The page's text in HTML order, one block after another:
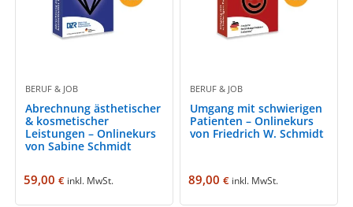
BERUF & JOB
Abrechnung ästhetischer
& kosmetischer
Leistungen – Onlinekurs
von Sabine Schmidt
59,00€ inkl. MwSt.
BERUF & JOB
Umgang mit schwierigen
Patienten – Onlinekurs
von Friedrich W. Schmidt
89,00€ inkl. MwSt.